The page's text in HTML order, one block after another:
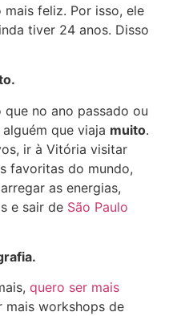
feliz. Por isso, ele
tiver 24 anos. Disso
que no ano passado ou
que viaja muito.
ir à Vitória visitar
favoritas do mundo,
as energias,
e sair de São Paulo
quero ser mais
mais workshops de